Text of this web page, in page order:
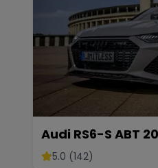
Audi RS6-S ABT
mieten 800 PS
5.0 (142)